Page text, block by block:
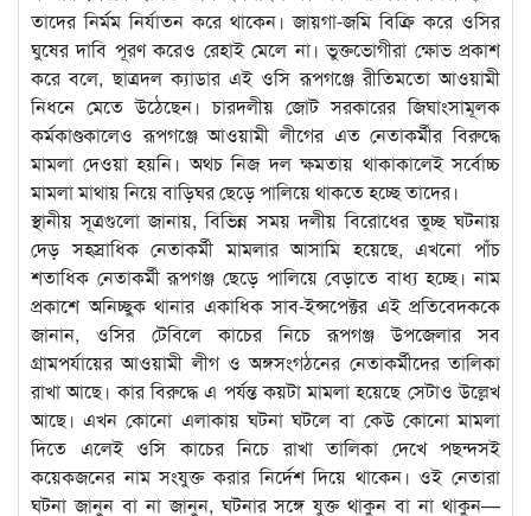
তাদের নির্মম নির্যাতন করে থাকেন। জায়গা-জমি বিক্রি করে ওসির
ঘুষের দাবি পূরণ করেও রেহাই মেলে না। ভুক্তভোগীরা ক্ষোভ প্রকাশ
করে বলে, ছাত্রদল ক্যাডার এই ওসি রূপগঞ্জে রীতিমতো আওয়ামী
নিধনে মেতে উঠেছেন। চারদলীয় জোট সরকারের জিঘাংসামূলক
কর্মকাণ্ডকালেও রূপগঞ্জে আওয়ামী লীগের এত নেতাকর্মীর বিরুদ্ধে
মামলা দেওয়া হয়নি। অথচ নিজ দল ক্ষমতায় থাকাকালেই সর্বোচ্চ
মামলা মাথায় নিয়ে বাড়িঘর ছেড়ে পালিয়ে থাকতে হচ্ছে তাদের।
স্থানীয় সূত্রগুলো জানায়, বিভিন্ন সময় দলীয় বিরোধের তুচ্ছ ঘটনায়
দেড় সহস্রাধিক নেতাকর্মী মামলার আসামি হয়েছে, এখনো পাঁচ
শতাধিক নেতাকর্মী রূপগঞ্জ ছেড়ে পালিয়ে বেড়াতে বাধ্য হচ্ছে। নাম
প্রকাশে অনিচ্ছুক থানার একাধিক সাব-ইন্সপেক্টর এই প্রতিবেদককে
জানান, ওসির টেবিলে কাচের নিচে রূপগঞ্জ উপজেলার সব
গ্রামপর্যায়ের আওয়ামী লীগ ও অঙ্গসংগঠনের নেতাকর্মীদের তালিকা
রাখা আছে। কার বিরুদ্ধে এ পর্যন্ত কয়টা মামলা হয়েছে সেটাও উল্লেখ
আছে। এখন কোনো এলাকায় ঘটনা ঘটলে বা কেউ কোনো মামলা
দিতে এলেই ওসি কাচের নিচে রাখা তালিকা দেখে পছন্দসই
কয়েকজনের নাম সংযুক্ত করার নির্দেশ দিয়ে থাকেন। ওই নেতারা
ঘটনা জানুন বা না জানুন, ঘটনার সঙ্গে যুক্ত থাকুন বা না থাকুন—